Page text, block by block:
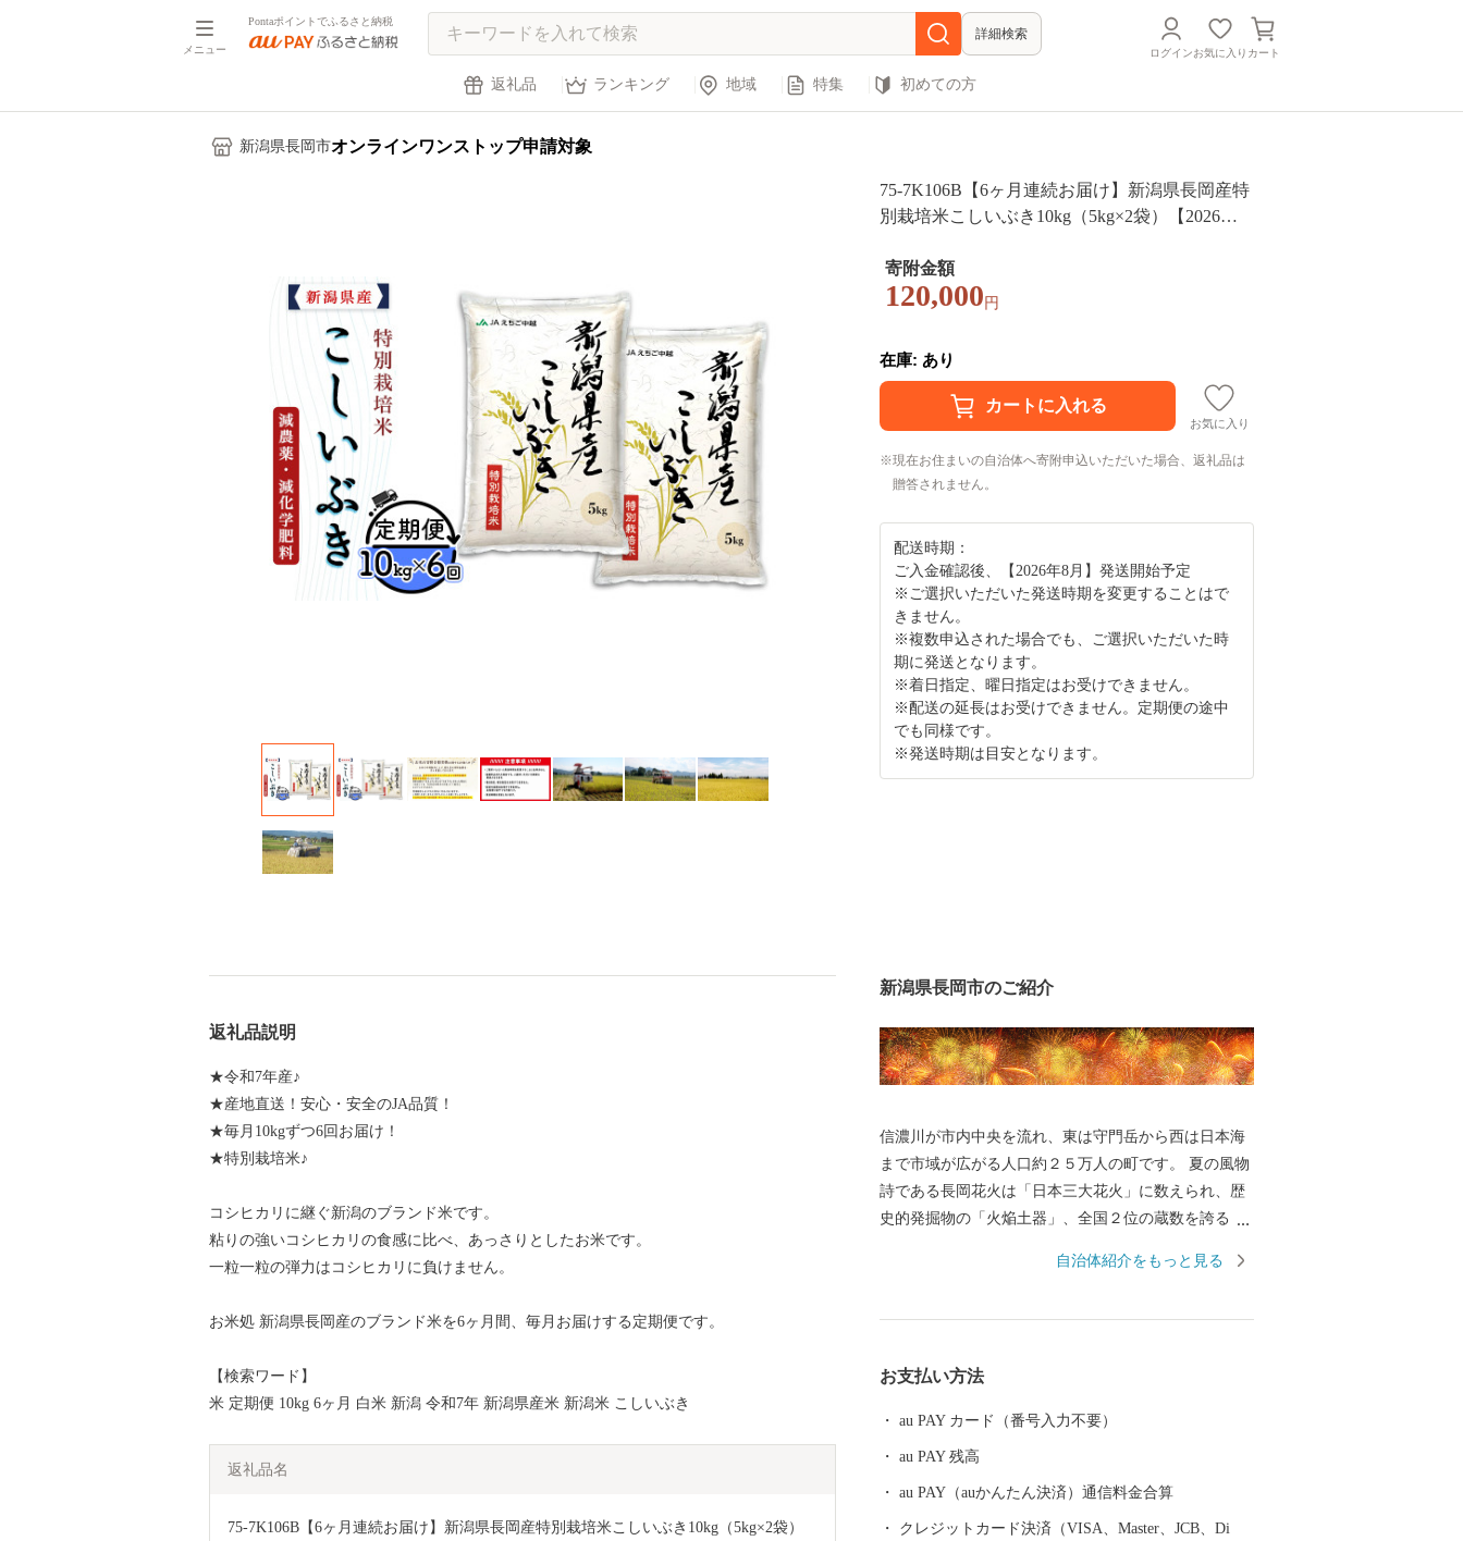
メニュー
Pontaポイントでふるさと納税
詳細検索
ログインお気に入り カート
返礼品 ランキング 地域 特集 初めての方
新潟県長岡市オンラインワンストップ申請対象
75-7K106B【6ヶ月連続お届け】新潟県長岡産特
別栽培米こしいぶき10kg（5kg×2袋）【2026年8
寄附金額
120,000 円
在庫: あり
お気に入り
現在お住まいの自治体へ寄附申込いただいた場合、返礼品は
贈答されません。
配送時期：
ご入金確認後、【2026年8月】発送開始予定
※ご選択いただいた発送時期を変更することはで
きません。
※複数申込された場合でも、ご選択いただいた時
期に発送となります。
※着日指定、曜日指定はお受けできません。
※配送の延長はお受けできません。定期便の途中
でも同様です。
※発送時期は目安となります。
返礼品説明
★令和7年産♪
★産地直送！安心・安全のJA品質！
★毎月10kgずつ6回お届け！
★特別栽培米♪
コシヒカリに継ぐ新潟のブランド米です。
粘りの強いコシヒカリの食感に比べ、あっさりとしたお米です。
一粒一粒の弾力はコシヒカリに負けません。
お米処 新潟県長岡産のブランド米を6ヶ月間、毎月お届けする定期便です。
【検索ワード】
米 定期便 10kg 6ヶ月 白米 新潟 令和7年 新潟県産米 新潟米 こしいぶき
返礼品名
75-7K106B【6ヶ月連続お届け】新潟県長岡産特別栽培米こしいぶき10kg（5kg×2袋）
新潟県長岡市のご紹介
信濃川が市内中央を流れ、東は守門岳から西は日本海
まで市域が広がる人口約２５万人の町です。 夏の風物
詩である長岡花火は「日本三大花火」に数えられ、歴
史的発掘物の「火焔土器」、全国２位の蔵数を誇る日
付けが増加している錦鯉、豊かな自然を生かした風光
や農薬を減らした特別栽培米の生産量は全国トップク
ふるさと納税で長岡を応援してください！
自治体紹介をもっと見る
お支払い方法
au PAY カード（番号入力不要）
au PAY 残高
au PAY（auかんたん決済）通信料金合算
クレジットカード決済（VISA、Master、JCB、Di